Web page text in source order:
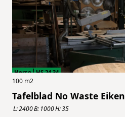
Herso HS.24.34
100 m2
Tafelblad No Waste Eiken
L:2400B: 1000H:35